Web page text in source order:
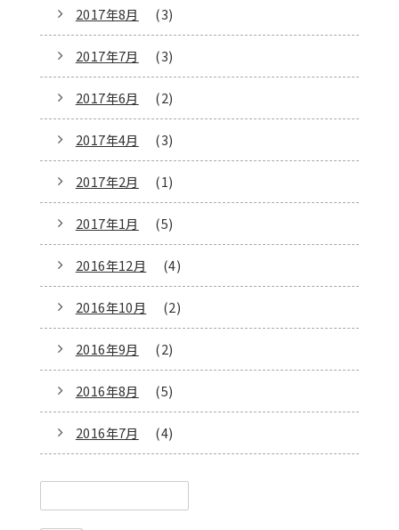
2017年8月 (3)
2017年7月 (3)
2017年6月 (2)
2017年4月 (3)
2017年2月 (1)
2017年1月 (5)
2016年12月 (4)
2016年10月 (2)
2016年9月 (2)
2016年8月 (5)
2016年7月 (4)
索: